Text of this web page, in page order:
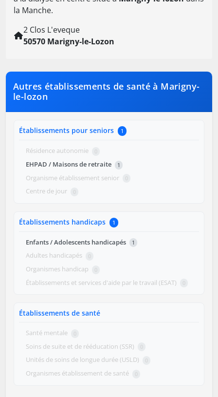
la Manche.
2 Clos L'eveque
50570 Marigny-le-Lozon
Autres établissements de santé à Marigny-
le-lozon
Établissements pour seniors 1
Résidence autonomie 0
EHPAD / Maisons de retraite 1
Organisme établissement senior 0
Centre de jour 0
Établissements handicaps 1
Enfants / Adolescents handicapés 1
Adultes handicapés 0
Organismes handicap 0
Établissements et services d'aide par le travail (ESAT) 0
Établissements de santé
Santé mentale 0
Soins de suite et de rééducation (SSR) 0
Unités de soins de longue durée (USLD) 0
Organismes établissement de santé 0